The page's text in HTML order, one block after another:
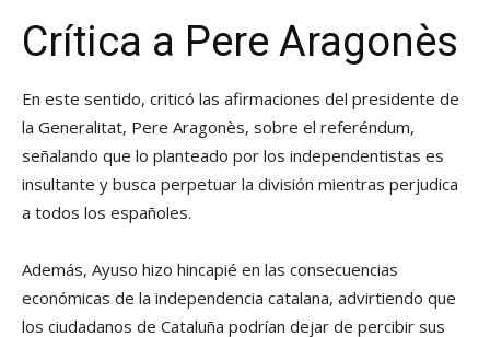
Crítica a Pere Aragonès
En este sentido, criticó las afirmaciones del presidente de
la Generalitat, Pere Aragonès, sobre el referéndum,
señalando que lo planteado por los independentistas es
insultante y busca perpetuar la división mientras perjudica
a todos los españoles.
Además, Ayuso hizo hincapié en las consecuencias
económicas de la independencia catalana, advirtiendo que
los ciudadanos de Cataluña podrían dejar de percibir sus